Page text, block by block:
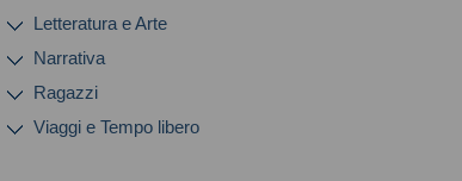
Letteratura e Arte
Narrativa
Ragazzi
Viaggi e Tempo libero